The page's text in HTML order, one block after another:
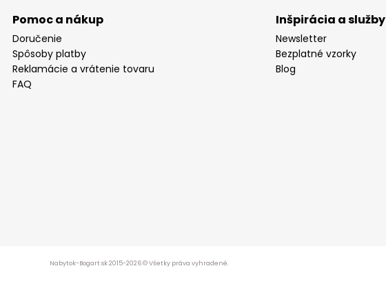
Pomoc a nákup
Doručenie
Spôsoby platby
Reklamácie a vrátenie tovaru
FAQ
Inšpirácia a služby
Newsletter
Bezplatné vzorky
Blog
Nabytok-Bogart.sk 2015-2026 © Všetky práva vyhradené.